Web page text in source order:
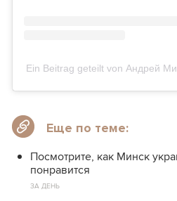
Ein Beitrag geteilt von Андрей
Еще по теме:
Посмотрите, как Минск
понравится
ЗА ДЕНЬ